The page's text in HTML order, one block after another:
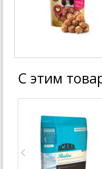
С этим